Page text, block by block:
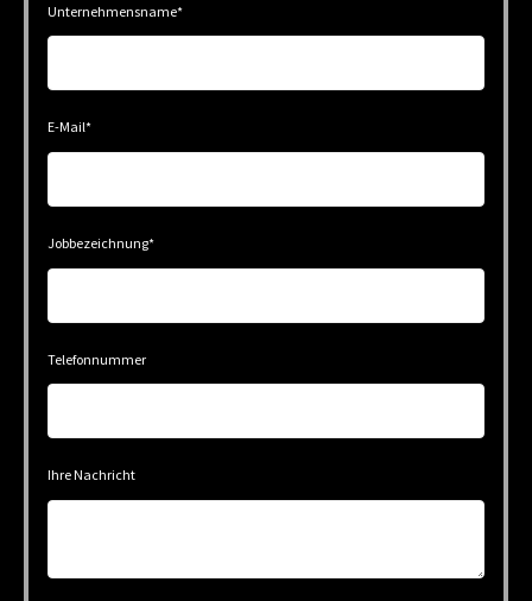
Unternehmensname*
E-Mail*
Jobbezeichnung*
Telefonnummer
Ihre Nachricht